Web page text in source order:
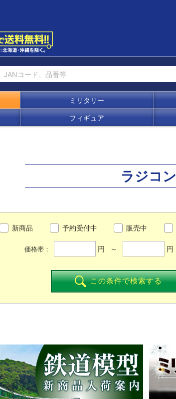
ミリタリー
フィギュア
ラジコン
新商品 予約受付中 販売中
価格帯： 円 ～ 円
この条件で検索する